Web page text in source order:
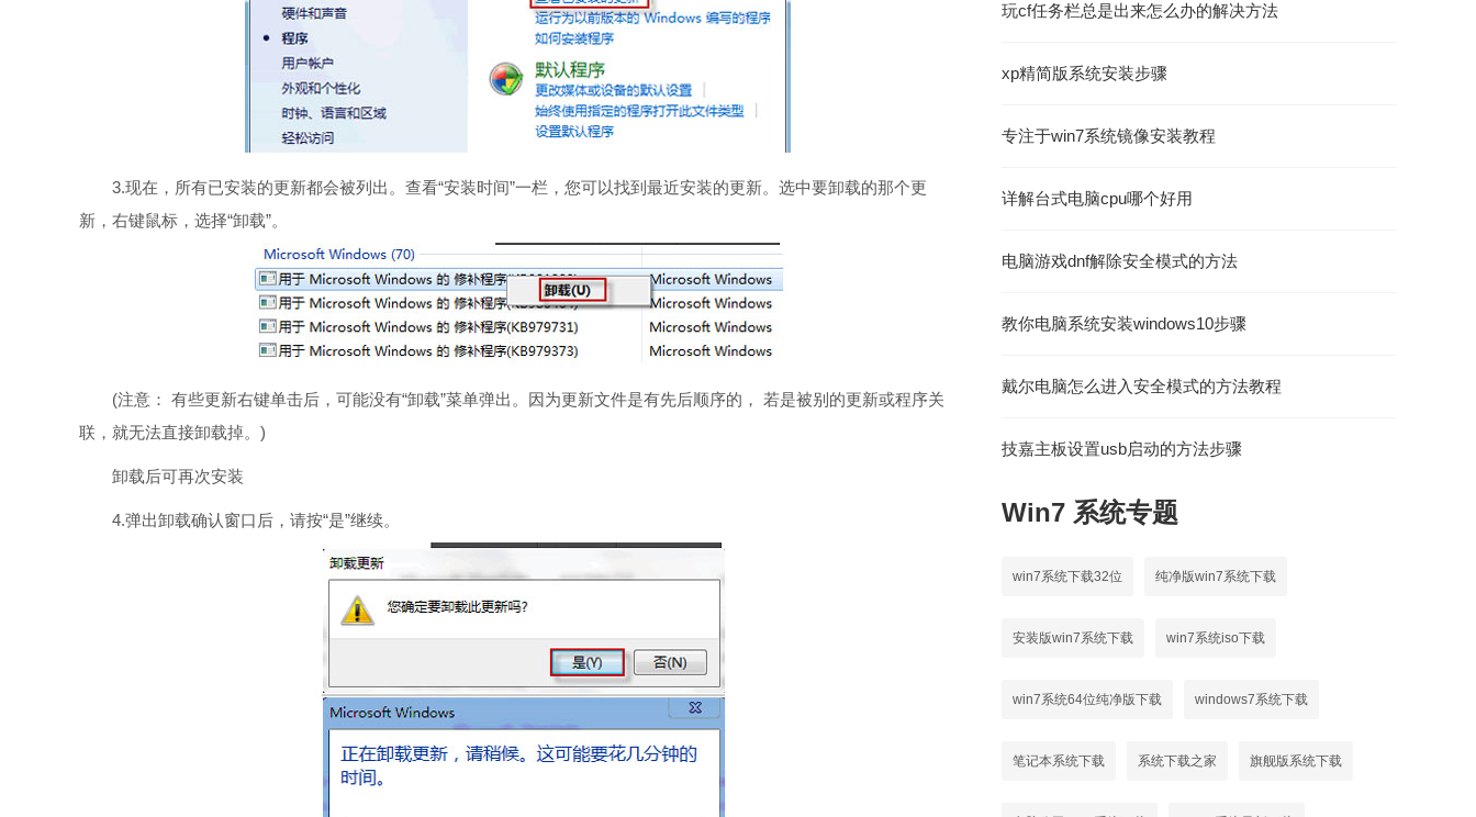
3.现在，所有已安装的更新都会被列出。查看“安装时间”一栏，您可以找到最近安装的更新。选中要卸载的那个更
新，右键鼠标，选择“卸载”。
(注意： 有些更新右键单击后，可能没有“卸载”菜单弹出。因为更新文件是有先后顺序的， 若是被别的更新或程序关
联，就无法直接卸载掉。)
卸载后可再次安装
4.弹出卸载确认窗口后，请按“是”继续。
玩cf任务栏总是出来怎么办的解决方法
xp精简版系统安装步骤
专注于win7系统镜像安装教程
详解台式电脑cpu哪个好用
电脑游戏dnf解除安全模式的方法
教你电脑系统安装windows10步骤
戴尔电脑怎么进入安全模式的方法教程
技嘉主板设置usb启动的方法步骤
Win7 系统专题
win7系统下载32位 纯净版win7系统下载
安装版win7系统下载 win7系统iso下载
win7系统64位纯净版下载 windows7系统下载
笔记本系统下载 系统下载之家 旗舰版系统下载